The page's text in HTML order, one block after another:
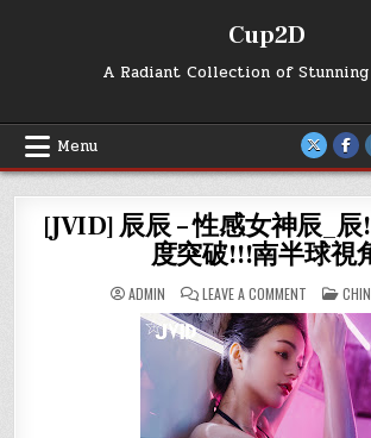
Cup2D
A Radiant Collection of Stunning
Menu
[JVID] 辰辰 – 性感女神辰_
度突破!!!南半球視
ADMIN LEAVE A COMMENT
[JVID]
辰
辰
–
性
感
女
神
IN